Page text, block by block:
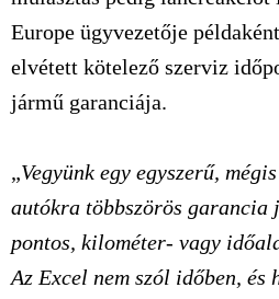
Europe ügyvezetője
elvétett kötelező szerviz
jármű garanciája.
„Vegyünk egy egyszerű,
autókra többszörös garancia
pontos, kilométer- vagy
Az Excel nem szól időben, és